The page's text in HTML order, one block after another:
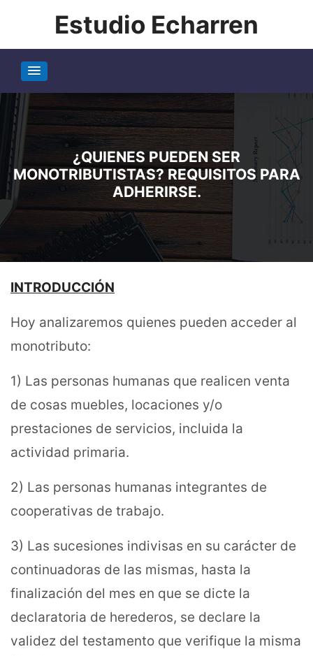
Estudio Echarren
¿QUIENES PUEDEN SER
MONOTRIBUTISTAS? REQUISITOS PARA
ADHERIRSE.
INTRODUCCIÓN
Hoy analizaremos quienes pueden acceder al
monotributo:
1) Las personas humanas que realicen venta
de cosas muebles, locaciones y/o
prestaciones de servicios, incluida la
actividad primaria.
2) Las personas humanas integrantes de
cooperativas de trabajo.
3) Las sucesiones indivisas en su carácter de
continuadoras de las mismas, hasta la
finalización del mes en que se dicte la
declaratoria de herederos, se declare la
validez del testamento que verifique la misma